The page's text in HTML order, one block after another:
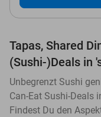
Tapas, Shared
(Sushi-)Deals in
Unbegrenzt Sushi
Can-Eat Sushi-Deals
Findest Du den